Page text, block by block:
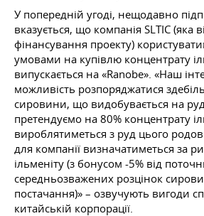
У попередній угоді, нещодавно
вказується, що компанія SLTIC (яка
фінансування проекту)
умовами на купівлю концентрату
випускається на «Ranobe». «Наш
можливість розпоряджатися
сировини, що видобувається на
претендуємо на 80% концентрату
вироблятиметься з руд цього
для компанії визначатиметься за
ільменіту (з бонусом -5% від
середньозважених розцінок
постачання)» – озвучують вигоди
китайській корпорації.